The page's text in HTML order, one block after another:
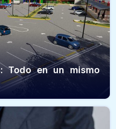
Todo en un mismo